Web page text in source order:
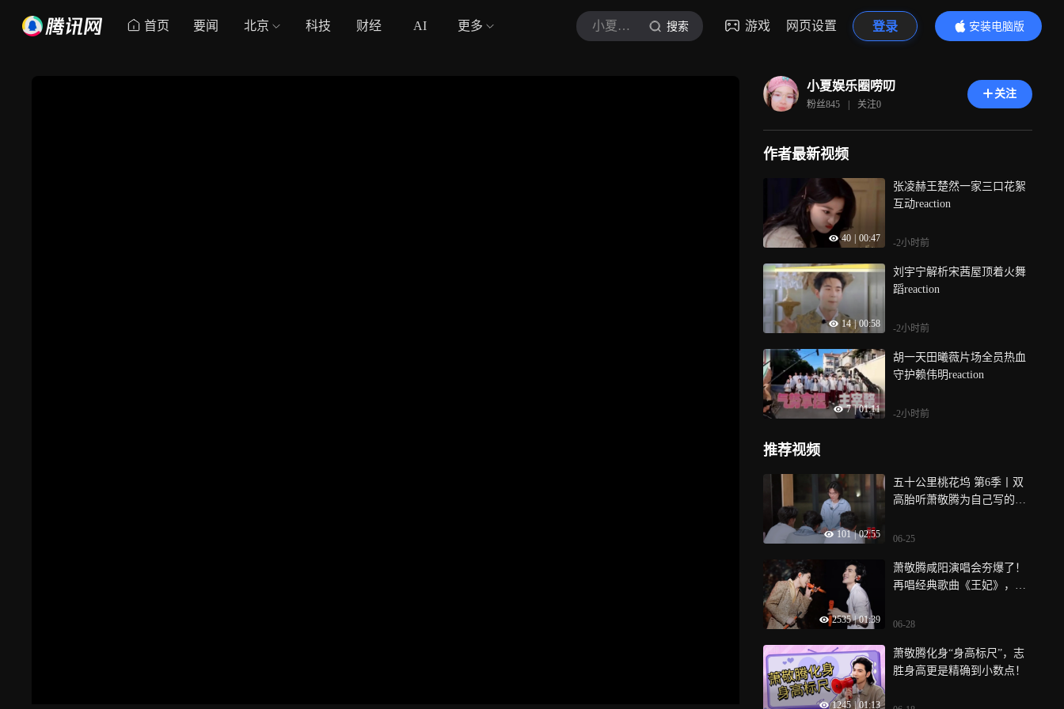
首页 要闻 北京 科技 财经 AI 更多 小夏娱乐圈唠叨 搜索 游戏 网页设置 登录
安装电脑版
内容更精彩
小夏娱乐圈唠叨
粉丝845 | 关注0
关注
作者最新视频
40 00:47
张凌赫王楚然一家三口花絮
互动reaction
-2小时前
14 | 00:58
刘宇宁解析宋茜屋顶着火舞
蹈reaction
-2小时前
7 | 01:11
胡一天田曦薇片场全员热血
守护赖伟明reaction
-2小时前
推荐视频
101 | 02:55
五十公里桃花坞 第6季丨双
高胎听萧敬腾为自己写的歌
06-25
2535 | 01:39
萧敬腾咸阳演唱会夯爆了！
再唱经典歌曲《王妃》，掀
06-28
1245 | 01:13
萧敬腾化身“身高标尺”，志
胜身高更是精确到小数点！